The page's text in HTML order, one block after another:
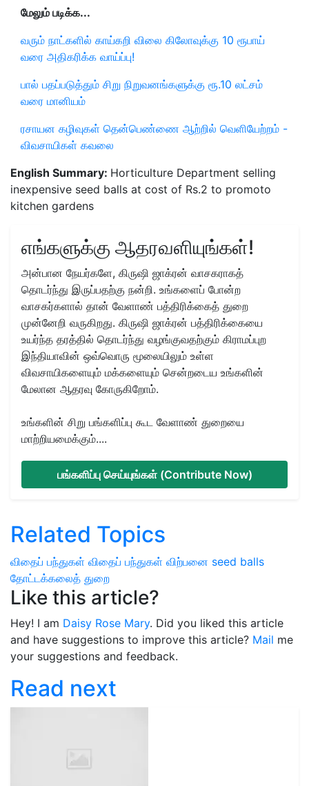
மேலும் படிக்க...
வரும் நாட்களில் காய்கறி விலை கிலோவுக்கு 10 ரூபாய்
வரை அதிகரிக்க வாய்ப்பு!
பால் பதப்படுத்தும் சிறு நிறுவனங்களுக்கு ரூ.10 லட்சம்
வரை மானியம்
ரசாயன கழிவுகள் தென்பெண்ணை ஆற்றில் வெளியேற்றம் -
விவசாயிகள் கவலை
English Summary: Horticulture Department selling
inexpensive seed balls at cost of Rs.2 to promoto
kitchen gardens
எங்களுக்கு ஆதரவளியுங்கள்!
அன்பான நேயர்களே, கிருஷி ஜாக்ரன் வாசகராகத்
தொடர்ந்து இருப்பதற்கு நன்றி. உங்களைப் போன்ற
வாசகர்களால் தான் வேளாண் பத்திரிக்கைத் துறை
முன்னேறி வருகிறது. கிருஷி ஜாக்ரன் பத்திரிக்கையை
உயர்ந்த தரத்தில் தொடர்ந்து வழங்குவதற்கும் கிராமப்புற
இந்தியாவின் ஒவ்வொரு மூலையிலும் உள்ள
விவசாயிகளையும் மக்களையும் சென்றடைய உங்களின்
மேலான ஆதரவு கோருகிறோம்.
உங்களின் சிறு பங்களிப்பு கூட வேளாண் துறையை
மாற்றியமைக்கும்....
பங்களிப்பு செய்யுங்கள் (Contribute Now)
Related Topics
விதைப் பந்துகள் விதைப் பந்துகள் விற்பனை seed balls
தோட்டக்கலைத் துறை
Like this article?
Hey! I am Daisy Rose Mary. Did you liked this article
and have suggestions to improve this article? Mail me
your suggestions and feedback.
Read next